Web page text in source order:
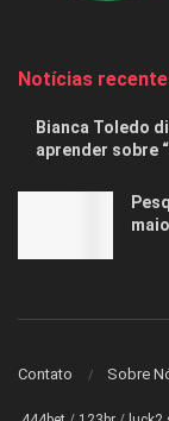
Notícias
Bianca Toledo
aprender sobre
Contato Sobre